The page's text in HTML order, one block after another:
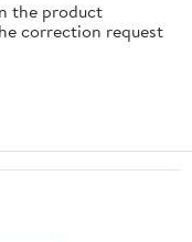
the product
correction request